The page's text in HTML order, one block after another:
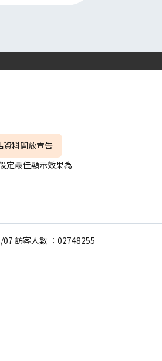
資料開放宣告
定最佳顯示效果為
訪客人數 ：02748255